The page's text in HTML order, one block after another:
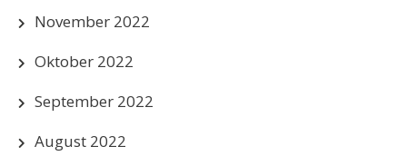
November 2022
Oktober 2022
September 2022
August 2022